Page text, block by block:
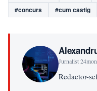
#concurs
#cum castig
Jurnalist
Redactor-